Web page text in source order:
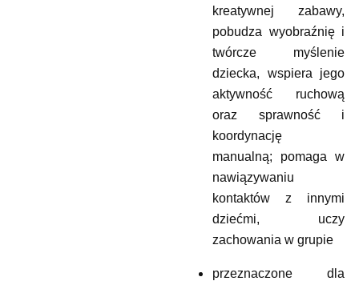
kreatywnej zabawy,
pobudza wyobraźnię i
twórcze myślenie
dziecka, wspiera jego
aktywność ruchową
oraz sprawność i
koordynację
manualną; pomaga w
nawiązywaniu
kontaktów z innymi
dziećmi, uczy
zachowania w grupie
przeznaczone dla